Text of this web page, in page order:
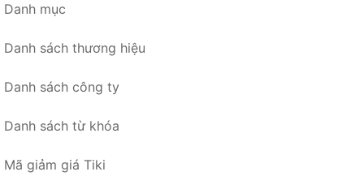
Danh mục
Danh sách thương hiệu
Danh sách công ty
Danh sách từ khóa
Mã giảm giá Tiki